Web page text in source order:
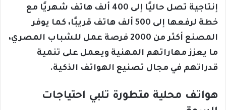
إنتاجية تصل حاليًا إلى 400 ألف هاتف شهريًا مع
خطة لرفعها إلى 500 ألف هاتف قريبًا، كما يوفر
المصنع أكثر من 2000 فرصة عمل للشباب المصري،
ما يعزز مهاراتهم المهنية ويعمل على تنمية
قدراتهم في مجال تصنيع الهواتف الذكية.
هواتف محلية متطورة تلبي احتياجات